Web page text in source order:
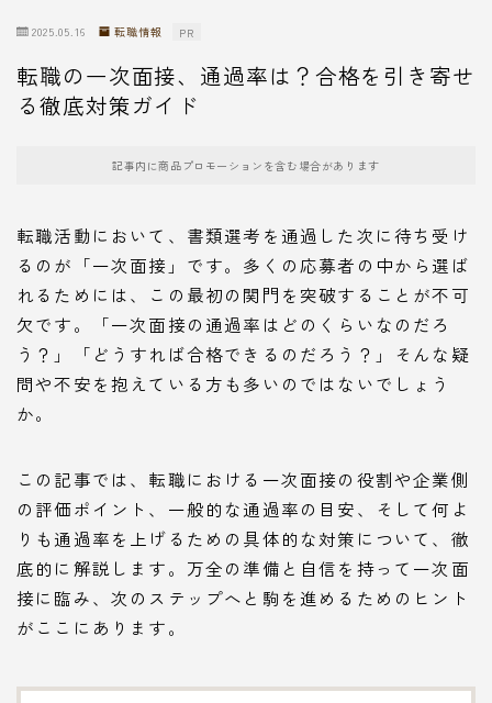
2025.05.16 転職情報 PR
転職の一次面接、通過率は？合格を引き寄せ
る徹底対策ガイド
記事内に商品プロモーションを含む場合があります
転職活動において、書類選考を通過した次に待ち受け
るのが「一次面接」です。多くの応募者の中から選ば
れるためには、この最初の関門を突破することが不可
欠です。「一次面接の通過率はどのくらいなのだろ
う？」「どうすれば合格できるのだろう？」そんな疑
問や不安を抱えている方も多いのではないでしょう
か。
この記事では、転職における一次面接の役割や企業側
の評価ポイント、一般的な通過率の目安、そして何よ
りも通過率を上げるための具体的な対策について、徹
底的に解説します。万全の準備と自信を持って一次面
接に臨み、次のステップへと駒を進めるためのヒント
がここにあります。